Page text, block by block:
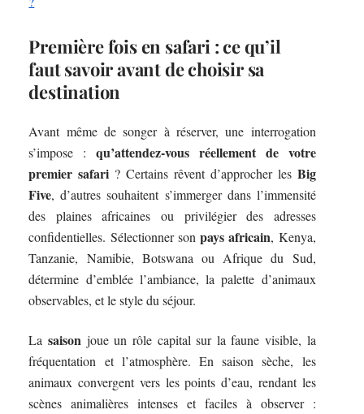
Première fois en safari : ce qu’il
faut savoir avant de choisir sa
destination
Avant même de songer à réserver, une interrogation
s’impose :qu’attendez-vous réellement de votre
premier safari ? Certains rêvent d’approcher les Big
Five, d’autres souhaitent s’immerger dans l’immensité
des plaines africaines ou privilégier des adresses
confidentielles. Sélectionner sonpays africain, Kenya,
Tanzanie, Namibie, Botswana ou Afrique du Sud,
détermine d’emblée l’ambiance, la palette d’animaux
observables, et le style du séjour.
La saison joue un rôle capital sur la faune visible, la
fréquentation et l’atmosphère. En saison sèche, les
animaux convergent vers les points d’eau, rendant les
scènes animalières intenses et faciles à observer :